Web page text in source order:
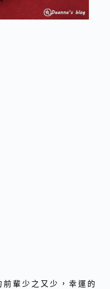
輩少之又少，幸運的